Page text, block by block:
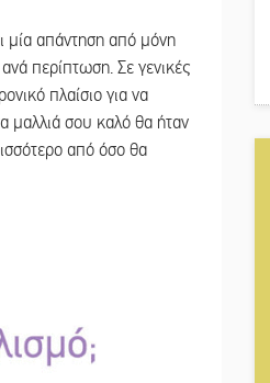
μία απάντηση από μόνη
περίπτωση. Σε γενικές
πλαίσιο για να
μαλλιά σου καλό θα ήταν
από όσο θα